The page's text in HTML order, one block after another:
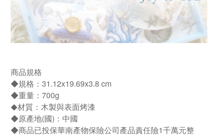
商品規格
◆規格：31.12x19.69x3.8 cm
◆重量：700g
◆材質：木製與表面烤漆
◆原產地(國)：中國
◆商品已投保華南產物保險公司產品責任險1千萬元整